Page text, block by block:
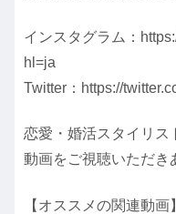
インスタグラム：
hl=ja
Twitter：https://
恋愛・婚活スタイリス
動画をご視聴いただき
【オススメの関連動画】